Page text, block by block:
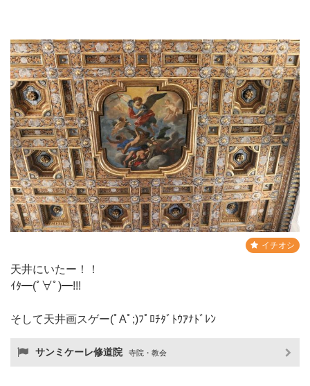
イチオシ
天井にいたー！！
ｲﾀ━(ﾟ∀ﾟ)━!!!
そして天井画スゲー(ﾟAﾟ;)ﾌﾟﾛﾁﾀﾞﾄｳｱﾅﾄﾞﾚﾝ
サンミケーレ修道院 寺院・教会